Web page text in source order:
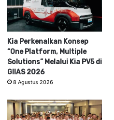
Kia Perkenalkan Konsep
“One Platform, Multiple
Solutions” Melalui Kia PV5 di
GIIAS 2026
8 Agustus 2026